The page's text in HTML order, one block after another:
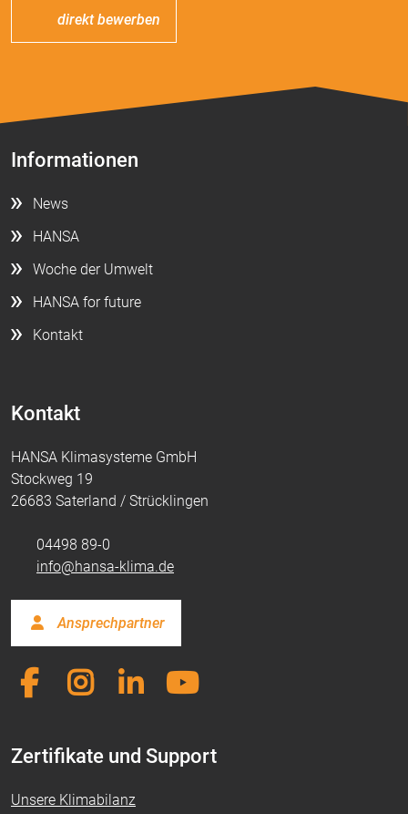
direkt bewerben
Informationen
News
HANSA
Woche der Umwelt
HANSA for future
Kontakt
Kontakt
HANSA Klimasysteme GmbH
Stockweg 19
26683 Saterland / Strücklingen
04498 89-0
info@hansa-klima.de
Ansprechpartner
Zertifikate und Support
Unsere Klimabilanz